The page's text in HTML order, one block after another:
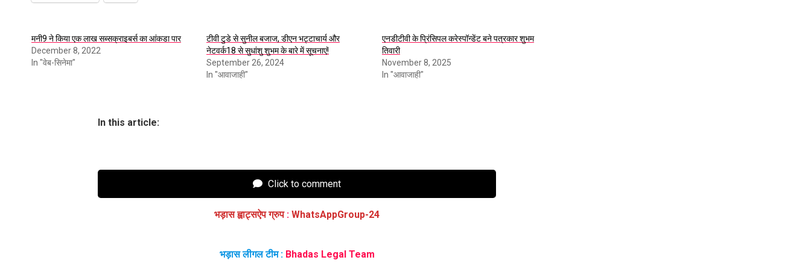
मनी9 ने किया एक लाख सब्सक्राइबर्स का आंकडा पार
December 8, 2022
In "वेब-सिनेमा"
टीवी टुडे से सुनील बजाज, डीएन भट्टाचार्य और
नेटवर्क18 से सुधांशु शुभम के बारे में सूचनाएं!
September 26, 2024
In "आवाजाही"
एनडीटीवी के प्रिंसिपल करेस्पॉन्डेंट बने पत्रकार शुभम
तिवारी
November 8, 2025
In "आवाजाही"
In this article:
Click to comment
भड़ास ह्वाट्सऐप ग्रुप : WhatsAppGroup-24
भड़ास लीगल टीम : Bhadas Legal Team